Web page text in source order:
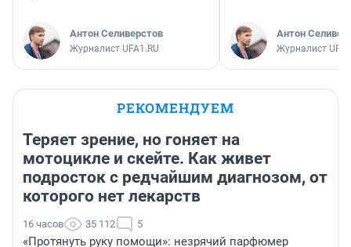
Антон Селиверстов
Журналист UFA1.RU
Антон
Журналист
РЕКОМЕНДУЕМ
Теряет зрение, но гоняет на
мотоцикле и скейте. Как живет
подросток с редчайшим диагнозом, от
которого нет лекарств
16 часов 35 112 5
«Протянуть руку помощи»: незрячий парфюмер